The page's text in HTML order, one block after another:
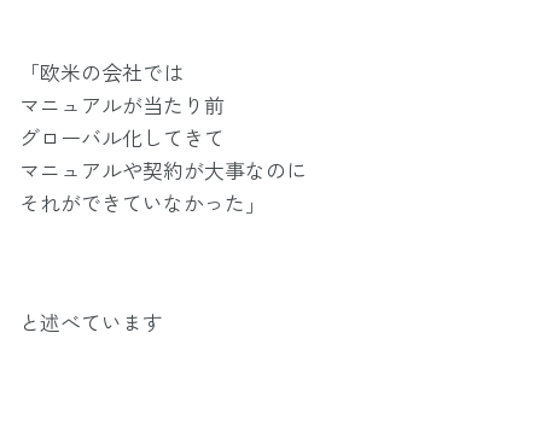
「欧米の会社では
マニュアルが当たり前
グローバル化してきて
マニュアルや契約が大事なのに
それができていなかった」
と述べています